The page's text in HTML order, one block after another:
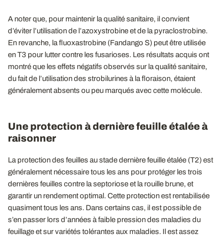
A noter que, pour maintenir la qualité sanitaire, il convient
d’éviter l’utilisation de l’azoxystrobine et de la pyraclostrobine.
En revanche, la fluoxastrobine (Fandango S) peut être utilisée
en T3 pour lutter contre les fusarioses. Les résultats acquis ont
montré que les effets négatifs observés sur la qualité sanitaire,
du fait de l’utilisation des strobilurines à la floraison, étaient
généralement absents ou peu marqués avec cette molécule.
Une protection à dernière feuille étalée à
raisonner
La protection des feuilles au stade dernière feuille étalée (T2) est
généralement nécessaire tous les ans pour protéger les trois
dernières feuilles contre la septoriose et la rouille brune, et
garantir un rendement optimal. Cette protection est rentabilisée
quasiment tous les ans. Dans certains cas, il est possible de
s’en passer lors d’années à faible pression des maladies du
feuillage et sur variétés tolérantes aux maladies. Il est assez